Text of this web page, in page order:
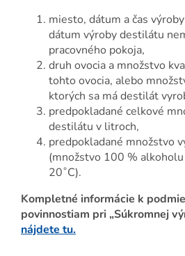
miesto, dátum a čas
dátum výroby destilátu
pracovného pokoja,
druh ovocia a množstvo
tohto ovocia, alebo
ktorých sa má destilát
predpokladané celkové
destilátu v litroch,
predpokladané množstvo
(množstvo 100 %
20˚C).
Kompletné informácie k
povinnostiam pri „Súkromnej
nájdete tu.